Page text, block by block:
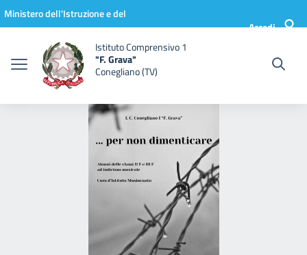
Vai ai contenuti
Vai al menu di navigazione
Vai al footer
Ministero dell'Istruzione e del
Accedi
Istituto Comprensivo 1
"F. Grava"
Conegliano (TV)